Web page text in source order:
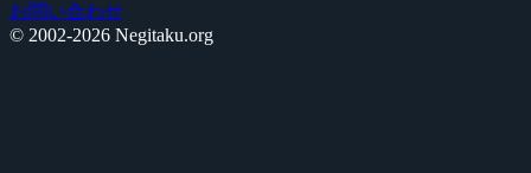
お問い合わせ
© 2002-2026 Negitaku.org